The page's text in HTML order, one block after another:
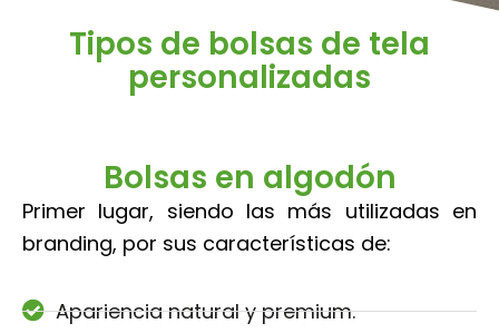
Tipos de bolsas de tela
personalizadas
Bolsas en algodón
Primer lugar, siendo las más utilizadas en
branding, por sus características de:
Apariencia natural y premium.